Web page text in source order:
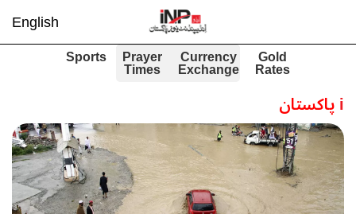
English
Gold
Rates
Currency
Exchange
Prayer
Times
Sports
iپاکستان